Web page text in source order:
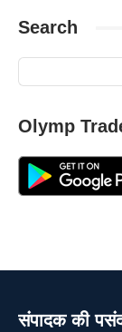
Search
Olymp
संपादक की